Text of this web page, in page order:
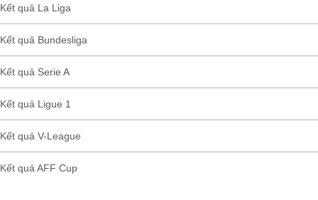
Kết quả La Liga
Kết quả Bundesliga
Kết quả Serie A
Kết quả Ligue 1
Kết quả V-League
Kết quả AFF Cup